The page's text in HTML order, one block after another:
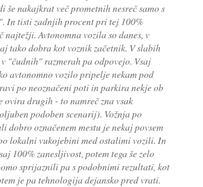
še nakajkrat več prometnih nesreč samo s
In tisti zadnjih procent pri tej 100%
najtežji. Avtonomna vozila so danes, v
tako dobra kot voznik začetnik. V slabih
"čudnih" razmerah pa odpovejo. Vsaj
avtonomno vozilo pripelje nekam pod
po neoznačeni poti in parkira nekje ob
ovira drugih - to namreč zna vsak
podoben scenarij). Vožnja po
dobro označenem mestu je nekaj povsem
lokalni vukojebini med ostalimi vozili. In
100% zanesljivost, potem tega še zelo
sprijaznili pa s podobnimi rezultati, kot
je pa tehnologija dejansko pred vrati.